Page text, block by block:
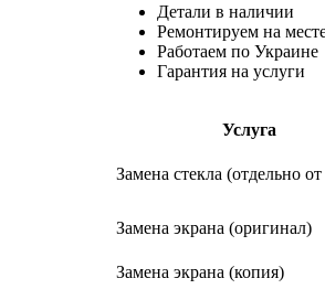
Детали в наличии
Ремонтируем на
Работаем по Украине
Гарантия на услуги
Услуга
Замена стекла (отдельно
Замена экрана (оригинал)
Замена экрана (копия)